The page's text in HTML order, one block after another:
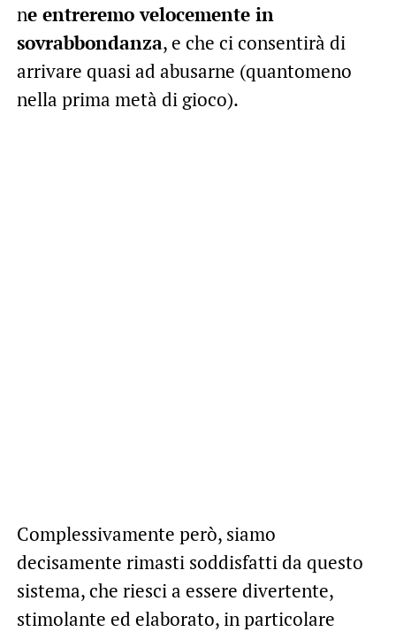
ne entreremo velocemente in
sovrabbondanza, e che ci consentirà di
arrivare quasi ad abusarne (quantomeno
nella prima metà di gioco).
Complessivamente però, siamo
decisamente rimasti soddisfatti da questo
sistema, che riesci a essere divertente,
stimolante ed elaborato, in particolare